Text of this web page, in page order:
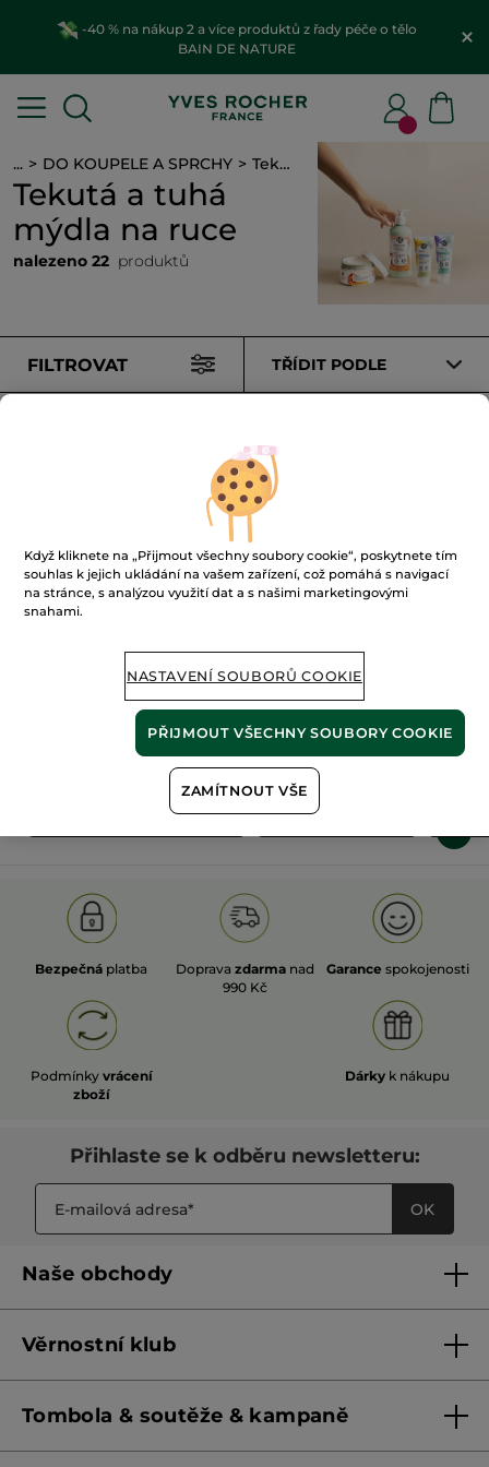
-40 % na nákup 2 a více produktů z řady péče o tělo
BAIN DE NATURE
... DO KOUPELE A SPRCHY Tekutá a tuhá mýdla na ruce
Tekutá a tuhá
mýdla na ruce
nalezeno 22 produktů
FILTROVAT TŘÍDIT PODLE
extrakty
ekologických polí
Zobrazit více
DO KOUPELE A SPRCHY SPRCHOVÉ GELY
Bezpečná platba Doprava zdarma nad
990 Kč
Garance spokojenosti
Podmínky vrácení
zboží
Dárky k nákupu
Přihlaste se k odběru newsletteru:
OK
Naše obchody
Franšízing
Věrnostní klub
Pravidla věrnostního klubu od 1. 6. 2026
Tombola & soutěže & kampaně
Když kliknete na „Přijmout všechny soubory cookie“, poskytnete tím
souhlas k jejich ukládání na vašem zařízení, což pomáhá s navigací
na stránce, s analýzou využití dat a s našimi marketingovými
snahami.
NASTAVENÍ SOUBORŮ COOKIE
ZAMÍTNOUT VŠE
PŘIJMOUT VŠECHNY SOUBORY COOKIE